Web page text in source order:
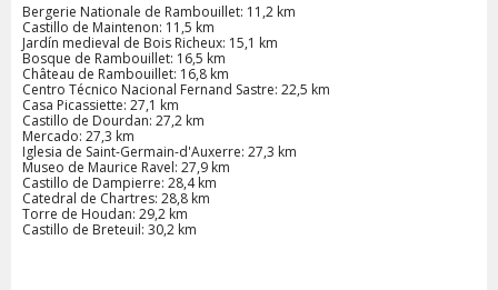
Bergerie Nationale de Rambouillet: 11,2 km
Castillo de Maintenon: 11,5 km
Jardín medieval de Bois Richeux: 15,1 km
Bosque de Rambouillet: 16,5 km
Château de Rambouillet: 16,8 km
Centro Técnico Nacional Fernand Sastre: 22,5 km
Casa Picassiette: 27,1 km
Castillo de Dourdan: 27,2 km
Mercado: 27,3 km
Iglesia de Saint-Germain-d'Auxerre: 27,3 km
Museo de Maurice Ravel: 27,9 km
Castillo de Dampierre: 28,4 km
Catedral de Chartres: 28,8 km
Torre de Houdan: 29,2 km
Castillo de Breteuil: 30,2 km